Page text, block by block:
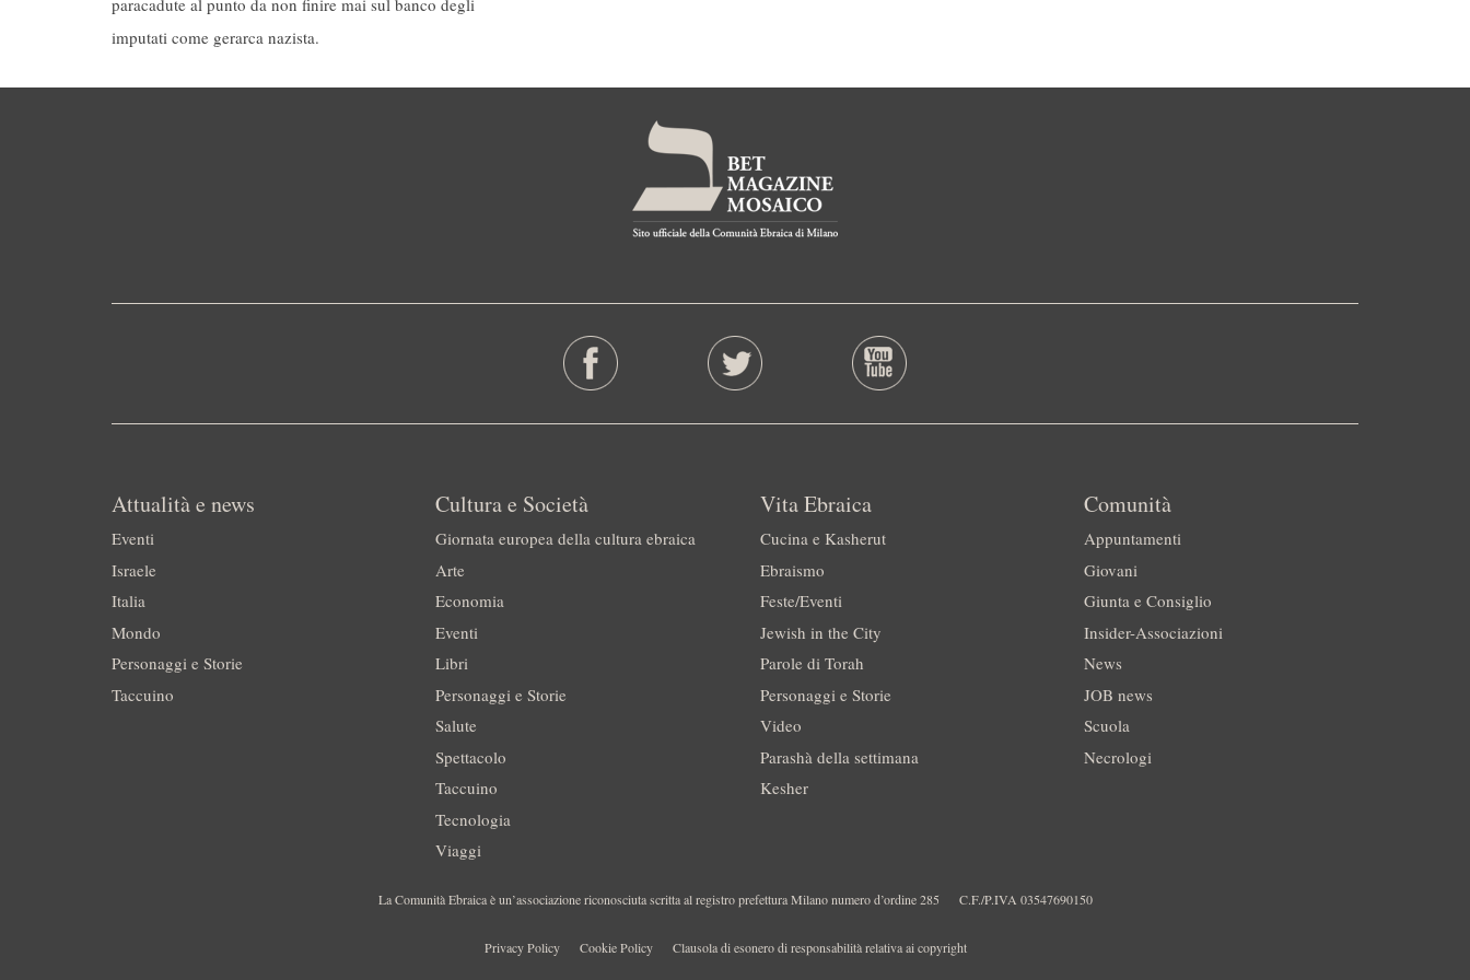
paracadute al punto da non finire mai sul banco degli
imputati come gerarca nazista.
Attualità e news
Eventi
Israele
Italia
Mondo
Personaggi e Storie
Taccuino
Cultura e Società
Giornata europea della cultura ebraica
Arte
Economia
Eventi
Libri
Personaggi e Storie
Salute
Spettacolo
Taccuino
Tecnologia
Viaggi
Vita Ebraica
Cucina e Kasherut
Ebraismo
Feste/Eventi
Jewish in the City
Parole di Torah
Personaggi e Storie
Video
Parashà della settimana
Kesher
Comunità
Appuntamenti
Giovani
Giunta e Consiglio
Insider-Associazioni
News
JOB news
Scuola
Necrologi
La Comunità Ebraica è un’associazione riconosciuta scritta al registro prefettura Milano numero d’ordine 285 C.F./P.IVA 03547690150
Privacy Policy Cookie Policy Clausola di esonero di responsabilità relativa ai copyright